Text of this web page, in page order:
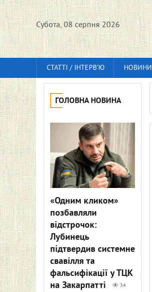
Субота, 08 серпня 2026
СТАТТІ / ІНТЕРВ'Ю НОВИНИ
ГОЛОВНА НОВИНА
«Одним кликом»
позбавляли
відстрочок:
Лубинець
підтвердив системне
свавілля та
фальсифікації у ТЦК
на Закарпатті
34